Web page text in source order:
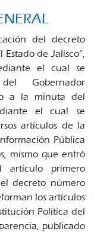
del decreto
de Jalisco”,
el cual se
Gobernador
a la minuta del
el cual se
artículos de la
Pública
mismo que entró
primero
decreto número
los artículos
Política del
publicado